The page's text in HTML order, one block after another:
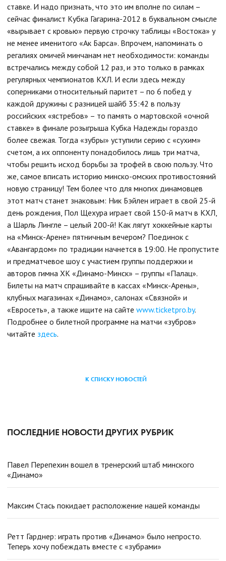
ставке. И надо признать, что это им вполне по силам –
сейчас финалист Кубка Гагарина-2012 в буквальном смысле
«вырывает с кровью» первую строчку таблицы «Востока» у
не менее именитого «Ак Барса». Впрочем, напоминать о
регалиях омичей минчанам нет необходимости: команды
встречались между собой 12 раз, и это только в рамках
регулярных чемпионатов КХЛ. И если здесь между
соперниками относительный паритет – по 6 побед у
каждой дружины с разницей шайб 35:42 в пользу
российских «ястребов» – то память о мартовской «очной
ставке» в финале розыгрыша Кубка Надежды гораздо
более свежая. Тогда «зубры» уступили серию с «сухим»
счетом, а их оппоненту понадобилось лишь три матча,
чтобы решить исход борьбы за трофей в свою пользу. Что
же, самое вписать историю минско-омских противостояний
новую страницу! Тем более что для многих динамовцев
этот матч станет знаковым: Ник Бэйлен играет в свой 25-й
день рождения, Пол Щехура играет свой 150-й матч в КХЛ,
а Шарль Лингле – целый 200-й! Как лягут хоккейные карты
на «Минск-Арене» пятничным вечером? Поединок с
«Авангардом» по традиции начнется в 19:00. Не пропустите
и предматчевое шоу с участием группы поддержки и
авторов гимна ХК «Динамо-Минск» – группы «Палац».
Билеты на матч спрашивайте в кассах «Минск-Арены»,
клубных магазинах «Динамо», салонах «Связной» и
«Евросеть», а также ищите на сайте www.ticketpro.by.
Подробнее о билетной программе на матчи «зубров»
читайте здесь.
К СПИСКУ НОВОСТЕЙ
ПОСЛЕДНИЕ НОВОСТИ ДРУГИХ РУБРИК
Павел Перепехин вошел в тренерский штаб минского
«Динамо»
Максим Стась покидает расположение нашей команды
Ретт Гарднер: играть против «Динамо» было непросто.
Теперь хочу побеждать вместе с «зубрами»